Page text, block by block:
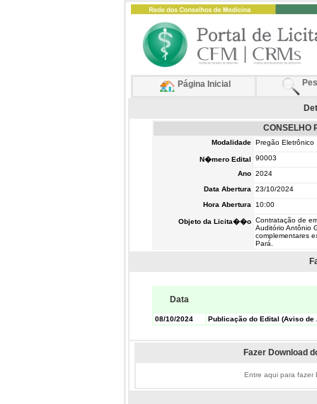
Página Inicial
CONSELHO
Modalidade Pregão Eletrônico
N�mero Edital
90003
Ano 2024
Data Abertura
23/10/2024
Hora Abertura
10:00
Objeto da Licita��o Contratação de
Auditório Antônio
complementares
Pará.
Data
08/10/2024 Publicação do Edital (Aviso de
Fazer Download
Entre aqui para fazer